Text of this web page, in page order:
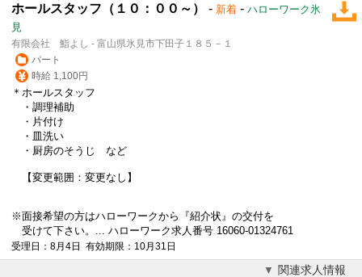
ホールスタッフ（１０：００～） - 新着 - ハローワーク氷
見
有限会社 鮨よし - 富山県氷見市下田子１８５－１
パート
時給 1,100円
＊ホールスタッフ
・ 調理補助
・片付け
・皿洗い
・厨房のそうじ など
【変更範囲：変更なし】
※面接希望の方はハローワークから『紹介状』の交付を
受けて下さい。... ハローワーク求人番号 16060-01324761
受理日：8月4日 有効期限：10月31日
関連求人情報